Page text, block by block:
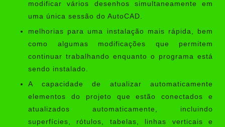
modificar vários desenhos simultaneamente em
uma única sessão do AutoCAD.
melhorias para uma instalação mais rápida, bem
como algumas modificações que permitem
continuar trabalhando enquanto o programa está
sendo instalado.
A capacidade de atualizar automaticamente
elementos do projeto que estão conectados e
atualizados automaticamente, incluindo
superfícies, rótulos, tabelas, linhas verticais e